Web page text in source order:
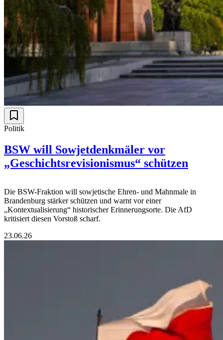
Politik
BSW will Sowjetdenkmäler vor
„Geschichtsrevisionismus“ schützen
Die BSW-Fraktion will sowjetische Ehren- und Mahnmale in
Brandenburg stärker schützen und warnt vor einer
„Kontextualisierung“ historischer Erinnerungsorte. Die AfD
kritisiert diesen Vorstoß scharf.
23.06.26